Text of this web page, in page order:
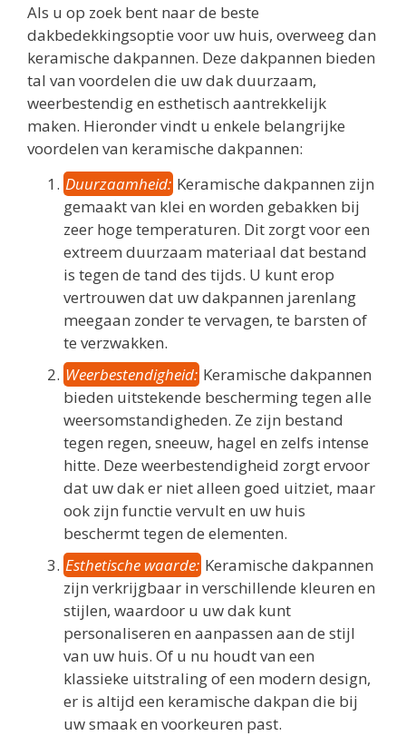
Als u op zoek bent naar de beste
dakbedekkingsoptie voor uw huis, overweeg dan
keramische dakpannen. Deze dakpannen bieden
tal van voordelen die uw dak duurzaam,
weerbestendig en esthetisch aantrekkelijk
maken. Hieronder vindt u enkele belangrijke
voordelen van keramische dakpannen:
Duurzaamheid: Keramische dakpannen zijn
gemaakt van klei en worden gebakken bij
zeer hoge temperaturen. Dit zorgt voor een
extreem duurzaam materiaal dat bestand
is tegen de tand des tijds. U kunt erop
vertrouwen dat uw dakpannen jarenlang
meegaan zonder te vervagen, te barsten of
te verzwakken.
Weerbestendigheid: Keramische dakpannen
bieden uitstekende bescherming tegen alle
weersomstandigheden. Ze zijn bestand
tegen regen, sneeuw, hagel en zelfs intense
hitte. Deze weerbestendigheid zorgt ervoor
dat uw dak er niet alleen goed uitziet, maar
ook zijn functie vervult en uw huis
beschermt tegen de elementen.
Esthetische waarde: Keramische dakpannen
zijn verkrijgbaar in verschillende kleuren en
stijlen, waardoor u uw dak kunt
personaliseren en aanpassen aan de stijl
van uw huis. Of u nu houdt van een
klassieke uitstraling of een modern design,
er is altijd een keramische dakpan die bij
uw smaak en voorkeuren past.